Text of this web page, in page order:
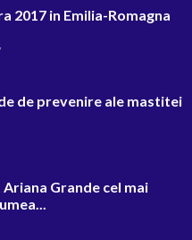
2017 in Emilia-Romagna
de prevenire ale mastitei
Grande cel mai